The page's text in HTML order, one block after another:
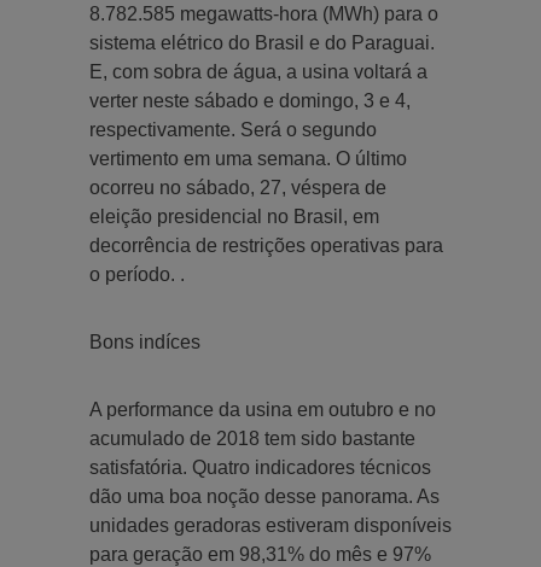
8.782.585 megawatts-hora (MWh) para o
sistema elétrico do Brasil e do Paraguai.
E, com sobra de água, a usina voltará a
verter neste sábado e domingo, 3 e 4,
respectivamente. Será o segundo
vertimento em uma semana. O último
ocorreu no sábado, 27, véspera de
eleição presidencial no Brasil, em
decorrência de restrições operativas para
o período. .
Bons indíces
A performance da usina em outubro e no
acumulado de 2018 tem sido bastante
satisfatória. Quatro indicadores técnicos
dão uma boa noção desse panorama. As
unidades geradoras estiveram disponíveis
para geração em 98,31% do mês e 97%